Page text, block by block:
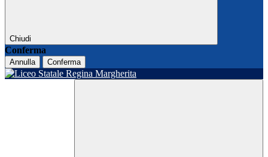
Chiudi
Conferma
Annulla Conferma